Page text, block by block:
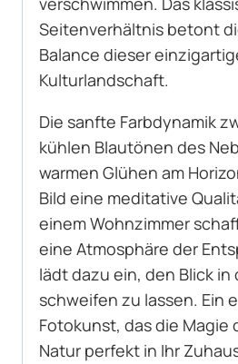
Seitenverhältnis betont
Balance dieser
Kulturlandschaft.
Die sanfte Farbdynamik
kühlen Blautönen des
warmen Glühen am
Bild eine meditative
einem Wohnzimmer
eine Atmosphäre der
lädt dazu ein, den Blick in
schweifen zu lassen. Ein
Fotokunst, das die Magie
Natur perfekt in Ihr